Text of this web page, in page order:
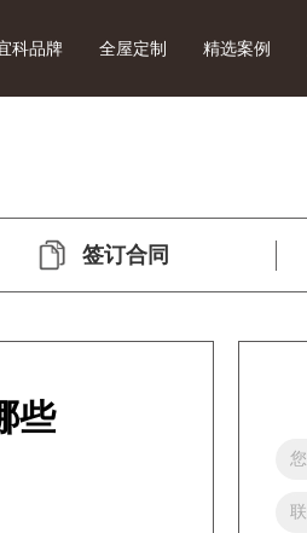
科品牌 全屋定制 精选案例
签订合同
些